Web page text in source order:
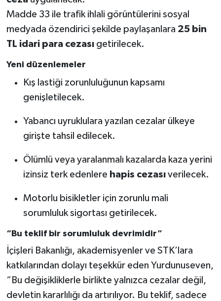
Madde 33 ile trafik ihlali görüntülerini sosyal
medyada özendirici şekilde paylaşanlara 25 bin
TL idari para cezasıgetirilecek.
Yeni düzenlemeler
Kış lastiği zorunluluğunun kapsamı
genişletilecek.
Yabancı uyruklulara yazılan cezalar ülkeye
girişte tahsil edilecek.
Ölümlü veya yaralanmalı kazalarda kaza yerini
izinsiz terk edenlere hapis cezasıverilecek.
Motorlu bisikletler için zorunlu mali
sorumluluk sigortası getirilecek.
“Bu teklif bir sorumluluk devrimidir”
İçişleri Bakanlığı, akademisyenler ve STK’lara
katkılarından dolayı teşekkür eden Yurdunuseven,
“Bu değişikliklerle birlikte yalnızca cezalar değil,
devletin kararlılığı da artırılıyor. Bu teklif, sadece